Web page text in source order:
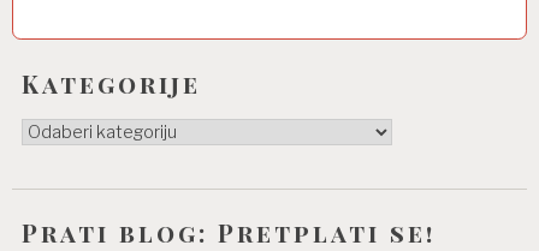
Kategorije
Kategorije
Prati blog: Pretplati se!